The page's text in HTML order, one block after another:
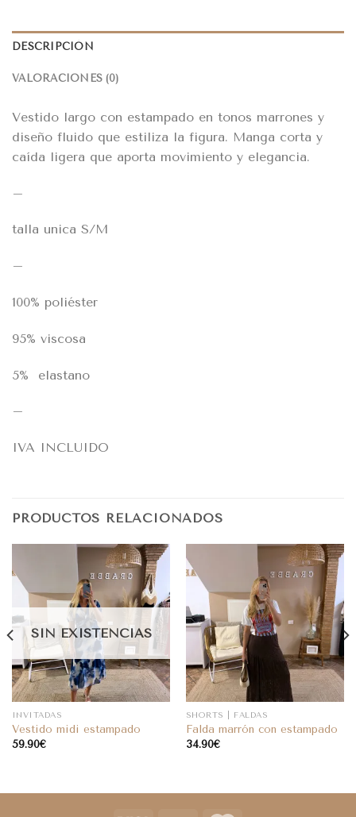
DESCRIPCIÓN
VALORACIONES (0)
Vestido largo con estampado en tonos marrones y
diseño fluido que estiliza la figura. Manga corta y
caída ligera que aporta movimiento y elegancia.
–
talla unica S/M
–
100% poliéster
95% viscosa
5% elastano
–
IVA INCLUIDO
PRODUCTOS RELACIONADOS
SIN EXISTENCIAS
INVITADAS
Vestido midi estampado
59.90€
SHORTS | FALDAS
Falda marrón con estampado
34.90€